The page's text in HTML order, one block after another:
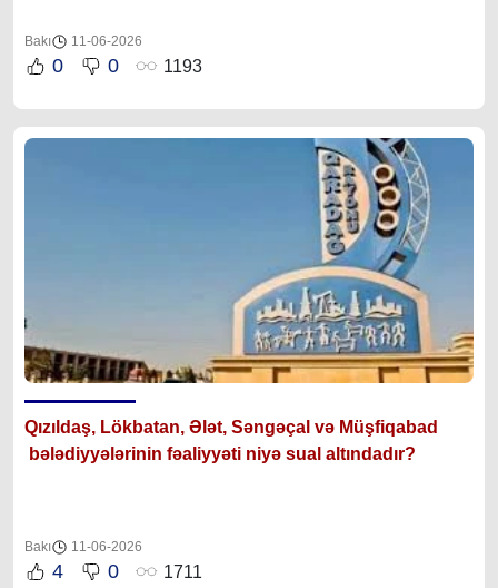
Bakı 11-06-2026
0 0 1193
Qızıldaş, Lökbatan, Ələt, Səngəçal və Müşfiqabad
bələdiyyələrinin fəaliyyəti niyə sual altındadır?
Bakı 11-06-2026
4 0 1711